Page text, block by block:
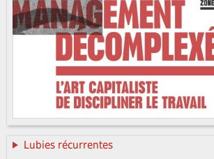
Lubies récurrentes